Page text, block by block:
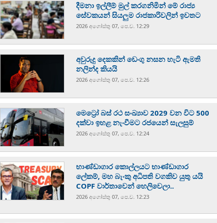
දීමනා ඉල්ලීම් මුල් කරගනිමින් මේ රාජ්‍ය
සේවකයන් සියලුම රාජකාරිවලින් ඉවතට
2026 අගෝස්‍තු 07, පෙ.ව. 12:29
අවුරුදු දෙකකින් ඩෙංගු නසන හැටි ඇමති
නලින්ද කියයි
2026 අගෝස්‍තු 07, පෙ.ව. 12:26
මෙට්‍රෝ බස් රථ සංඛ්‍යාව 2029 වන විට 500
දක්වා ඉහළ නැංවීමට රජයෙන් සැලසුම්
2026 අගෝස්‍තු 07, පෙ.ව. 12:24
භාණ්ඩාගාර කොල්ලයට භාණ්ඩාගාර
ලේකම්, මහ බැංකු අධිපති වගකිව යුතු යයි
COPF වාර්තාවෙන් හෙලිවෙලා..
2026 අගෝස්‍තු 07, පෙ.ව. 12:23